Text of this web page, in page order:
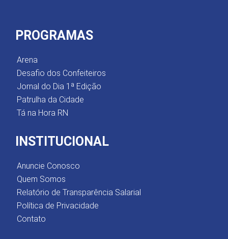
PROGRAMAS
Arena
Desafio dos Confeiteiros
Jornal do Dia 1ª Edição
Patrulha da Cidade
Tá na Hora RN
INSTITUCIONAL
Anuncie Conosco
Quem Somos
Relatório de Transparência Salarial
Política de Privacidade
Contato